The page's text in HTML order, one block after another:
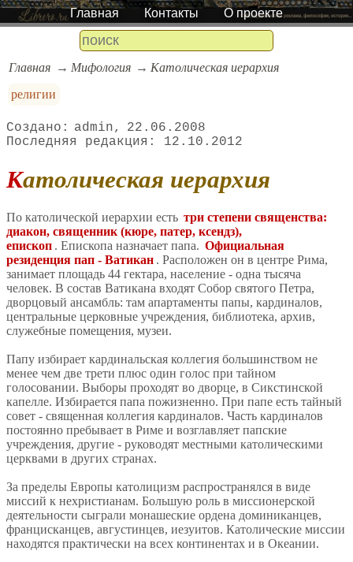
Главная Контакты О проекте
Главная Мифология
Католическая иерархия
религии
admin
22.06.2008
12.10.2012
Католическая иерархия
По католической иерархии есть три степени священства:
диакон, священник (кюре, патер, ксендз),
епископ . Епископа назначает папа. Официальная
резиденция пап - Ватикан . Расположен он в центре Рима,
занимает площадь 44 гектара, население - одна тысяча
человек. В состав Ватикана входят Собор святого Петра,
дворцовый ансамбль: там апартаменты папы, кардиналов,
центральные церковные учреждения, библиотека, архив,
служебные помещения, музеи.
Папу избирает кардинальская коллегия большинством не
менее чем две трети плюс один голос при тайном
голосовании. Выборы проходят во дворце, в Сикстинской
капелле. Избирается папа пожизненно. При папе есть тайный
совет - священная коллегия кардиналов. Часть кардиналов
постоянно пребывает в Риме и возглавляет папские
учреждения, другие - руководят местными католическими
церквами в других странах.
За пределы Европы католицизм распространялся в виде
миссий к нехристианам. Большую роль в миссионерской
деятельности сыграли монашеские ордена доминиканцев,
францисканцев, августинцев, иезуитов. Католические миссии
находятся практически на всех континентах и в Океании.